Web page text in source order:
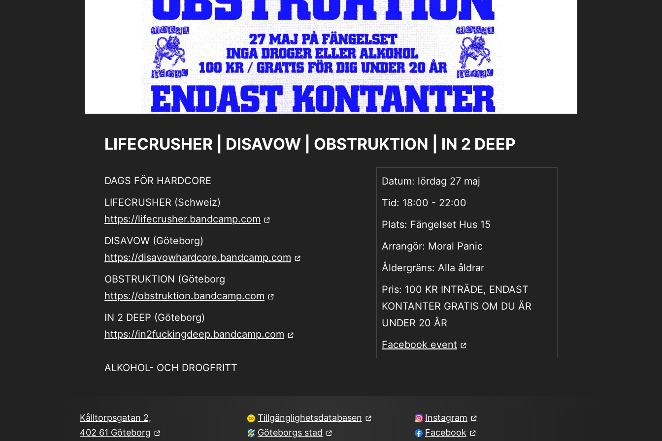
LIFECRUSHER | DISAVOW | OBSTRUKTION | IN 2 DEEP
Datum: lördag 27 maj
Tid: 18:00 - 22:00
Plats: Fängelset Hus 15
Arrangör: Moral Panic
Åldergräns: Alla åldrar
Pris: 100 KR INTRÄDE, ENDAST
KONTANTER GRATIS OM DU ÄR
UNDER 20 ÅR
Facebook event
DAGS FÖR HARDCORE
LIFECRUSHER (Schweiz)
https://lifecrusher.bandcamp.com
DISAVOW (Göteborg)
https://disavowhardcore.bandcamp.com
OBSTRUKTION (Göteborg
https://obstruktion.bandcamp.com
IN 2 DEEP (Göteborg)
https://in2fuckingdeep.bandcamp.com
ALKOHOL- OCH DROGFRITT
Kålltorpsgatan 2,
402 61 Göteborg
Tillgänglighetsdatabasen
Göteborgs stad
Instagram
Facebook